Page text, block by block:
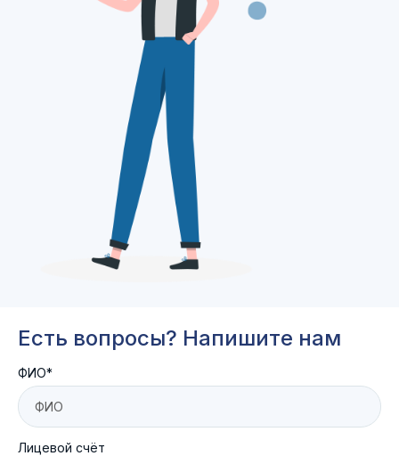
РФ). Копии решений и протокол общего собрания
по вопросу, указанному выше, подлежит
направлению лицом, по инициативе которого было
создано общее собрание в срок не позднее, чем
через десять дней после проведения общего
собрания, в ресурсоснабжающую организацию (п.1
ст. 46 Жилищного кодекса РФ).
Ресурсоснабжающая организация приступает к
предоставлению коммунальной услуги при условии
поступления в её адрес копий решений и
протокола. По решению ресурсоснабжающей
организации срок перехода на «прямые» договоры
может быть перенесен, но не более чем на три
календарных месяца. (п.1 ч.7 ст. 157.2 Жилищного
кодекса РФ).
Есть вопросы? Напишите нам
ФИО*
Лицевой счёт